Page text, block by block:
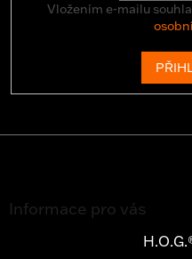
Vložením e-mailu
Informace pro vás